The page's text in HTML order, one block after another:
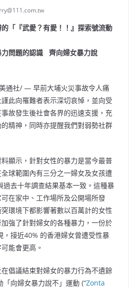
「『武愛？有愛！！』探索號流動
問題的認識 齊向婦女暴力說
通社/ — 早前大埔火災事故令人痛
此向罹難者表示深切哀悼，並向受
故發生後社會各界的迅速支援，充
精神，同時亦提醒我們對弱勢社群
顯示，針對女性的暴力是當今最普
球範圍內有三分之一婦女及女孩遭
過去十年調查結果基本一致。這種暴
在家中、工作場所及公開場所發
環境下都影響著數以百萬計的女性
強了針對婦女的各種暴力，一份於
，接近40% 的香港婦女曾遭受性暴
能會更高。
倡議結束對婦女的暴力行為不遺餘
向婦女暴力說不」運動 (“Zonta